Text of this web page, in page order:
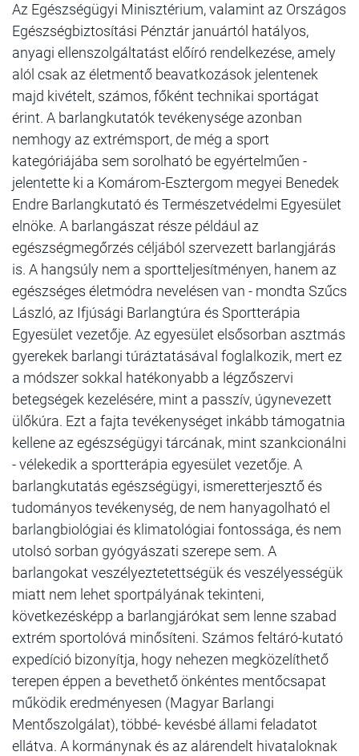
Az Egészségügyi Minisztérium, valamint az Országos
Egészségbiztosítási Pénztár januártól hatályos,
anyagi ellenszolgáltatást előíró rendelkezése, amely
alól csak az életmentő beavatkozások jelentenek
majd kivételt, számos, főként technikai sportágat
érint. A barlangkutatók tevékenysége azonban
nemhogy az extrémsport, de még a sport
kategóriájába sem sorolható be egyértelműen -
jelentette ki a Komárom-Esztergom megyei Benedek
Endre Barlangkutató és Természetvédelmi Egyesület
elnöke. A barlangászat része például az
egészségmegőrzés céljából szervezett barlangjárás
is. A hangsúly nem a sportteljesítményen, hanem az
egészséges életmódra nevelésen van - mondta Szűcs
László, az Ifjúsági Barlangtúra és Sportterápia
Egyesület vezetője. Az egyesület elsősorban asztmás
gyerekek barlangi túráztatásával foglalkozik, mert ez
a módszer sokkal hatékonyabb a légzőszervi
betegségek kezelésére, mint a passzív, úgynevezett
ülőkúra. Ezt a fajta tevékenységet inkább támogatnia
kellene az egészségügyi tárcának, mint szankcionálni
- vélekedik a sportterápia egyesület vezetője. A
barlangkutatás egészségügyi, ismeretterjesztő és
tudományos tevékenység, de nem hanyagolható el
barlangbiológiai és klimatológiai fontossága, és nem
utolsó sorban gyógyászati szerepe sem. A
barlangokat veszélyeztetettségük és veszélyességük
miatt nem lehet sportpályának tekinteni,
következésképp a barlangjárókat sem lenne szabad
extrém sportolóvá minősíteni. Számos feltáró-kutató
expedíció bizonyítja, hogy nehezen megközelíthető
terepen éppen a bevethető önkéntes mentőcsapat
működik eredményesen (Magyar Barlangi
Mentőszolgálat), többé- kevésbé állami feladatot
ellátva. A kormánynak és az alárendelt hivataloknak